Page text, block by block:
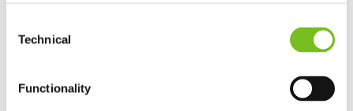
Selection
Technical
Functionality
Sleepstyle app από την Fisher &